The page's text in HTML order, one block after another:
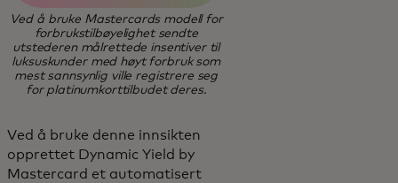
Ved å bruke Mastercards modell for
forbrukstilbøyelighet sendte
utstederen målrettede insentiver til
luksuskunder med høyt forbruk som
mest sannsynlig ville registrere seg
for platinumkorttilbudet deres.
Ved å bruke denne innsikten
opprettet Dynamic Yield by
Mastercard et automatisert